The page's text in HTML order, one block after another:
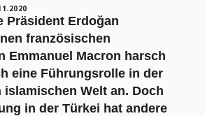
Präsident Erdoğan
französischen
Emmanuel Macron harsch
eine Führungsrolle in der
islamischen Welt an. Doch
in der Türkei hat andere